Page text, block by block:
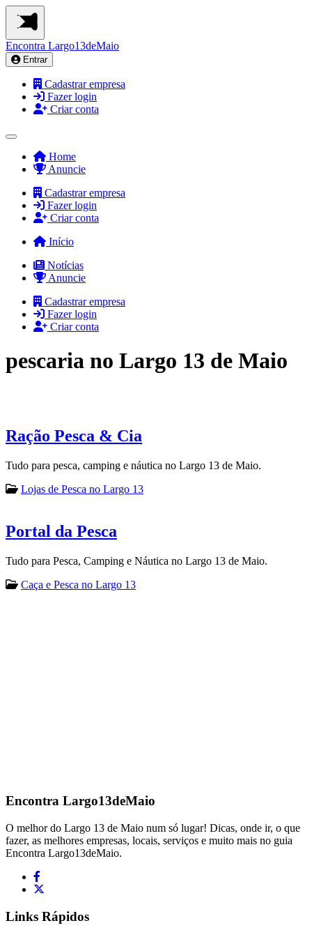
Encontra Largo13deMaio
Entrar
Cadastrar empresa
Fazer login
Criar conta
Home
Anuncie
Cadastrar empresa
Fazer login
Criar conta
Início
Notícias
Anuncie
Cadastrar empresa
Fazer login
Criar conta
pescaria no Largo 13 de Maio
Ração Pesca & Cia
Tudo para pesca, camping e náutica no Largo 13 de Maio.
Lojas de Pesca no Largo 13
Portal da Pesca
Tudo para Pesca, Camping e Náutica no Largo 13 de Maio.
Caça e Pesca no Largo 13
Encontra Largo13deMaio
O melhor do Largo 13 de Maio num só lugar! Dicas, onde ir, o que
fazer, as melhores empresas, locais, serviços e muito mais no guia
Encontra Largo13deMaio.
Links Rápidos